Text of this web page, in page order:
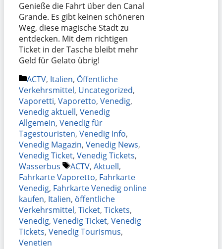
Genieße die Fahrt über den Canal
Grande. Es gibt keinen schöneren
Weg, diese magische Stadt zu
entdecken. Mit dem richtigen
Ticket in der Tasche bleibt mehr
Geld für Gelato übrig!
Kategorien
ACTV, Italien, Öffentliche
Verkehrsmittel, Uncategorized,
Vaporetti, Vaporetto, Venedig,
Venedig aktuell, Venedig
Allgemein, Venedig für
Tagestouristen, Venedig Info,
Venedig Magazin, Venedig News,
Venedig Ticket, Venedig Tickets,
Wasserbus
Schlagwörter
ACTV, Aktuell,
Fahrkarte Vaporetto, Fahrkarte
Venedig, Fahrkarte Venedig online
kaufen, Italien, öffentliche
Verkehrsmittel, Ticket, Tickets,
Venedig, Venedig Ticket, Venedig
Tickets, Venedig Tourismus,
Venetien